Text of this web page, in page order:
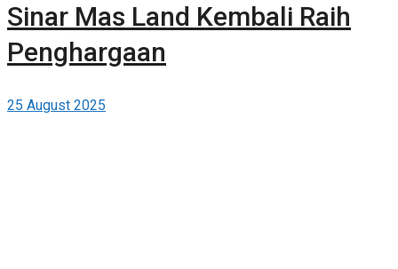
Sinar Mas Land Kembali Raih
Penghargaan
25 August 2025